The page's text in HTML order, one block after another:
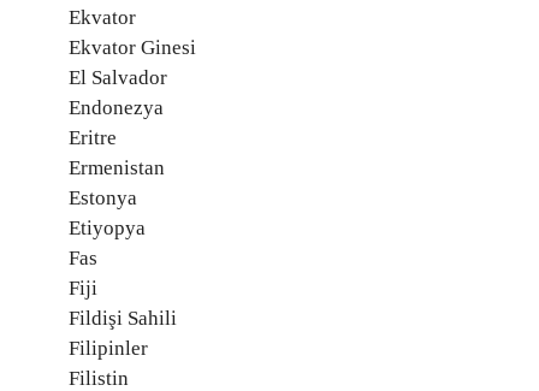
Ekvator
Ekvator Ginesi
El Salvador
Endonezya
Eritre
Ermenistan
Estonya
Etiyopya
Fas
Fiji
Fildişi Sahili
Filipinler
Filistin